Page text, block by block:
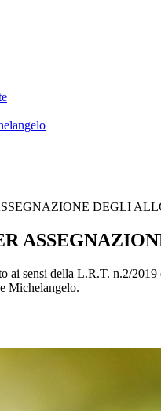
DEGLI
sensi della L.R.T. n.2/2019
Michelangelo.